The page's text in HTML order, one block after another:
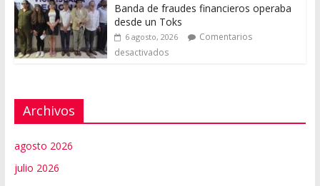
Banda de fraudes financieros operaba
desde un Toks
6 agosto, 2026
Comentarios
desactivados
Archivos
agosto 2026
julio 2026